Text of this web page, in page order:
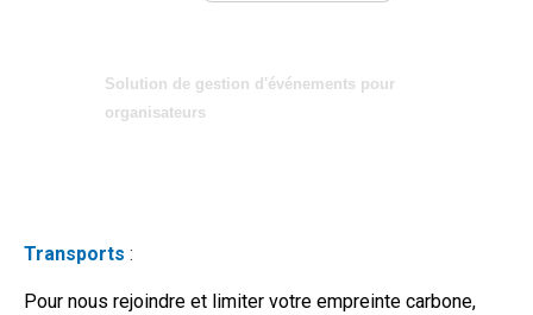
Solution de gestion d'événements pour
organisateurs
Transports :
Pour nous rejoindre et limiter votre empreinte carbone,